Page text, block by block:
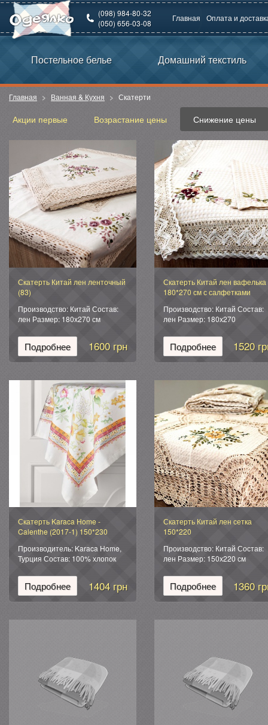
(098) 984-80-32
(050) 656-03-08
Главная Оплата и
Постельное белье Домашний текстиль
Главная Ванная & Кухня Скатерти
Акции первые Возрастание цены Снижение цены
Скатерть Китай лен ленточный
(83)
Производство: Китай Состав:
лен Размер: 180х270 см
Подробнее 1600 грн
Скатерть Китай лен вафелька
180*270 см с салфетками
Производство: Китай Состав:
лен Размер: 180х270
Подробнее 1520
Скатерть Karaca Home -
Calenthe (2017-1) 150*230
Производитель: Karaca Home,
Турция Состав: 100% хлопок
фирменная подарочная
Подробнее 1404 грн
Скатерть Китай лен сетка
150*220
Производство: Китай Состав:
лен Размер: 150х220 см
Подробнее 1360